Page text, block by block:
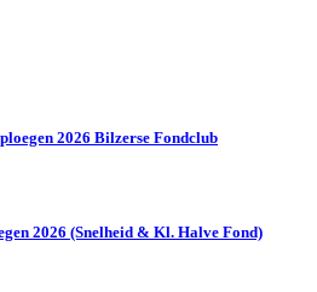
2026 Bilzerse Fondclub
2026 (Snelheid & Kl. Halve Fond)